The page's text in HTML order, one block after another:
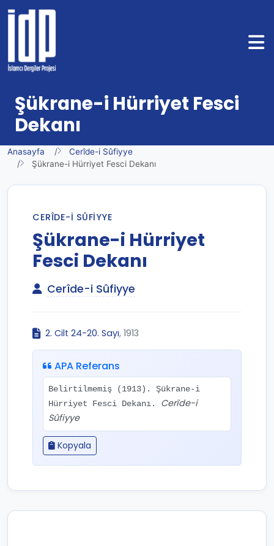
Şükrane-i Hürriyet Fesci
Dekanı
Anasayfa
Cerîde-i Sûfiyye
Şükrane-i Hürriyet Fesci Dekanı
CERÎDE-I SÛFIYYE
Şükrane-i Hürriyet
Fesci Dekanı
Cerîde-i Sûfiyye
2. Cilt 24-20. Sayı, 1913
APA Referans
Belirtilmemiş (1913). Şükrane-i
Hürriyet Fesci Dekanı. Cerîde-i
Sûfiyye
Kopyala